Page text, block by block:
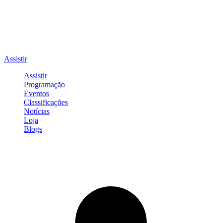
Assistir
Assistir
Programação
Eventos
Classificações
Notícias
Loja
Blogs